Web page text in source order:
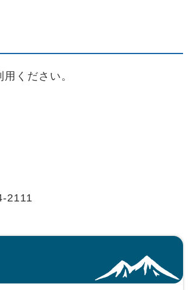
ください。
2111